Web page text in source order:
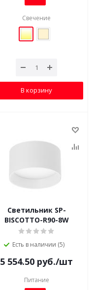
Свечение
В корзину
Светильник SP-
BISCOTTO-R90-8W
Есть в наличии (5)
5 554.50 руб./шт
Питание